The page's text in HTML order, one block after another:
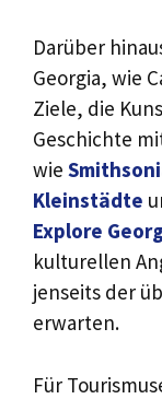
Darüber
Georgia, wie
Ziele, die
Geschichte
wie
Kleinstädte
Explore
kulturellen
jenseits der
erwarten.
Für